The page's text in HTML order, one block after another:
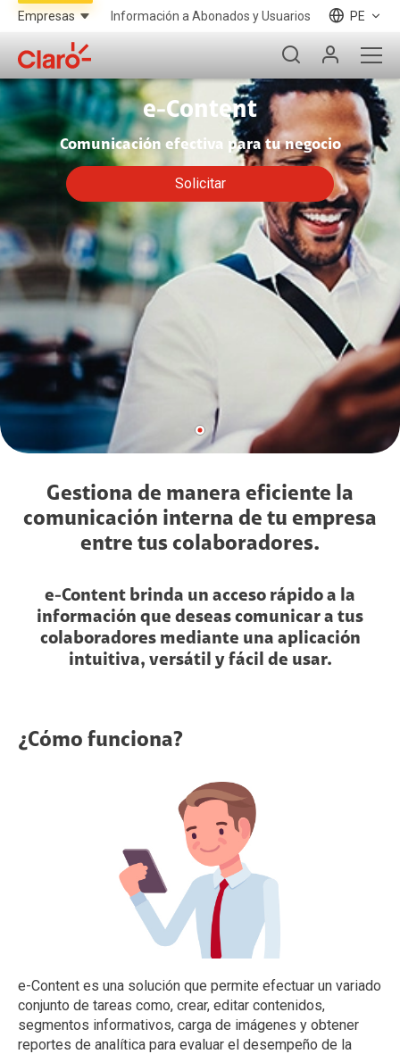
Información a Abonados y Usuarios PE
e-Content
Comunicación efectiva para tu negocio
Solicitar
Gestiona de manera eficiente la
comunicación interna de tu empresa
entre tus colaboradores.
e-Content brinda un acceso rápido a la
información que deseas comunicar a tus
colaboradores mediante una aplicación
intuitiva, versátil y fácil de usar.
¿Cómo funciona?
e-Content es una solución que permite efectuar un variado
conjunto de tareas como, crear, editar contenidos,
segmentos informativos, carga de imágenes y obtener
reportes de analítica para evaluar el desempeño de la